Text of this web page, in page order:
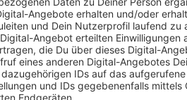
Auch andere Städte und Gemeinden
Stadt Willich darf sich über
Geld geht nach Nettetal und
rund vier Millionen Euro für die